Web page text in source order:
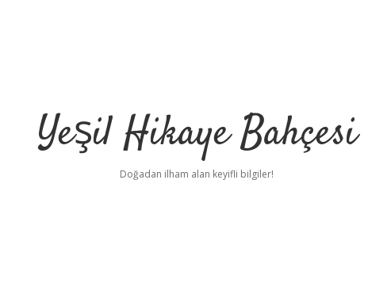
Yeşil Hikaye Bahçesi
Doğadan ilham alan keyifli bilgiler!